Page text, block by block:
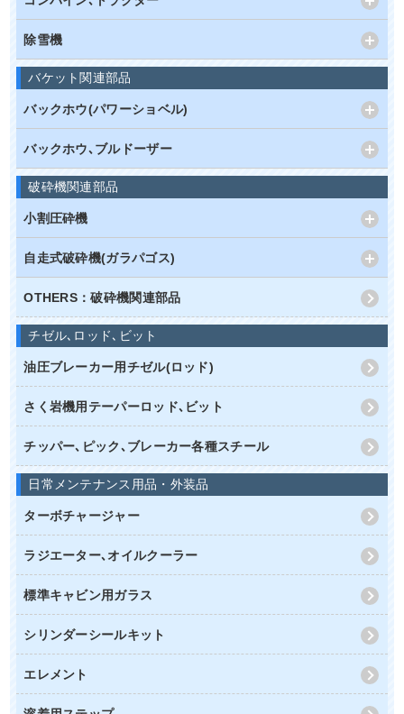
除雪機
バケット関連部品
バックホウ(パワーショベル)
バックホウ､ブルドーザー
破砕機関連部品
小割圧砕機
自走式破砕機(ガラパゴス)
OTHERS：破砕機関連部品
チゼル､ロッド､ビット
油圧ブレーカー用チゼル(ロッド)
さく岩機用テーパーロッド､ビット
チッパー､ピック､ブレーカー各種スチール
日常メンテナンス用品・外装品
ターボチャージャー
ラジエーター､オイルクーラー
標準キャビン用ガラス
シリンダーシールキット
エレメント